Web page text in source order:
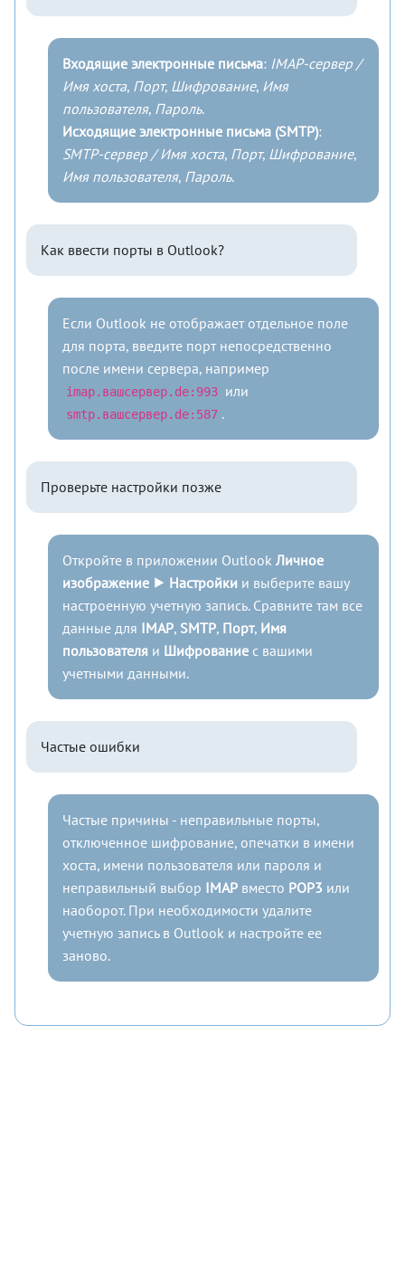
Входящие электронные письма: IMAP-сервер /
Имя хоста, Порт, Шифрование, Имя
пользователя, Пароль.
Исходящие электронные письма (SMTP):
SMTP-сервер / Имя хоста, Порт, Шифрование,
Имя пользователя, Пароль.
Как ввести порты в Outlook?
Если Outlook не отображает отдельное поле
для порта, введите порт непосредственно
после имени сервера, например
imap.вашсервер.de:993 или
smtp.вашсервер.de:587 .
Проверьте настройки позже
Откройте в приложении Outlook Личное
изображение ⯈ Настройки и выберите вашу
настроенную учетную запись. Сравните там все
данные для IMAP, SMTP, Порт, Имя
пользователя и Шифрование с вашими
учетными данными.
Частые ошибки
Частые причины - неправильные порты,
отключенное шифрование, опечатки в имени
хоста, имени пользователя или пароля и
неправильный выбор IMAP вместо POP3 или
наоборот. При необходимости удалите
учетную запись в Outlook и настройте ее
заново.